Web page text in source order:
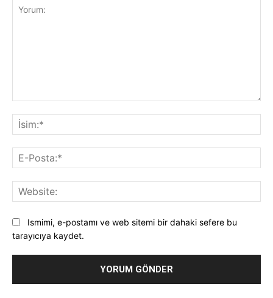
Ismimi, e-postamı ve web sitemi bir dahaki sefere bu
tarayıcıya kaydet.